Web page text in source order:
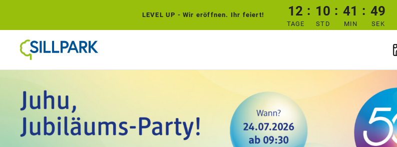
LEVEL UP - Wir eröffnen. Ihr feiert! 12
TAGE
10
STD
41
MIN
49
SEK